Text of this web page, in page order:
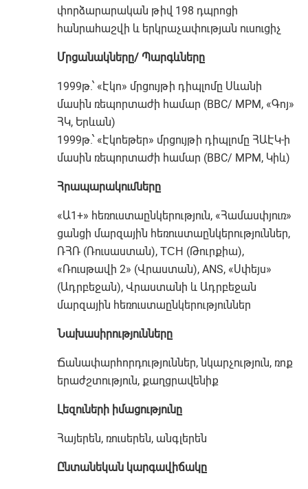
փորձարարական թիվ 198 դպրոցի
հանրահաշվի և երկրաչափության ուսուցիչ
Մրցանակները/ Պարգևները
1999թ.՝ «Էկո» մրցույթի դիպլոմը Սևանի
մասին ռեպորտաժի համար (BBC/ MPM, «Գոյ»
ՀԿ, Երևան)
1999թ.՝ «Էկոեթեր» մրցույթի դիպլոմը ՀԱԷԿ-ի
մասին ռեպորտաժի համար (BBC/ MPM, Կիև)
Հրապարակումները
«Ա1+» հեռուստաընկերություն, «Համասփյուռ»
ցանցի մարզային հեռուստաընկերություններ,
ՌՀՌ (Ռուսաստան), ТСН (Թուրքիա),
«Ռուսթավի 2» (Վրաստան), ANS, «Սփեյս»
(Ադրբեջան), Վրաստանի և Ադրբեջան
մարզային հեռուստաընկերություններ
Նախասիրությունները
Ճանափարհորդություններ, նկարչություն, ռոք
երաժշտություն, քաղցրավենիք
Լեզուների իմացությունը
Հայերեն, ռուսերեն, անգլերեն
Ընտանեկան կարգավիճակը